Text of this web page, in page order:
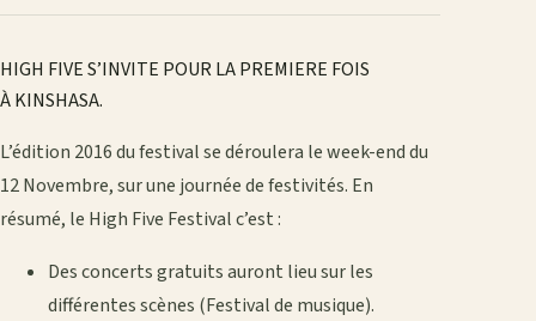
HIGH FIVE S’INVITE POUR LA PREMIERE FOIS
À KINSHASA.
L’édition 2016 du festival se déroulera le week-end du
12 Novembre, sur une journée de festivités. En
résumé, le High Five Festival c’est :
Des concerts gratuits auront lieu sur les
différentes scènes (Festival de musique).